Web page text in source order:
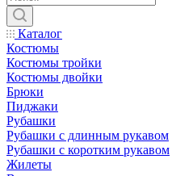
Каталог
Костюмы
Костюмы тройки
Костюмы двойки
Брюки
Пиджаки
Рубашки
Рубашки с длинным рукавом
Рубашки с коротким рукавом
Жилеты